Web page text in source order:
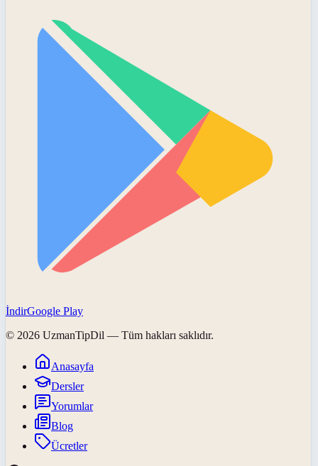
İndirGoogle Play
© 2026 UzmanTipDil — Tüm hakları saklıdır.
Anasayfa
Dersler
Yorumlar
Blog
Ücretler